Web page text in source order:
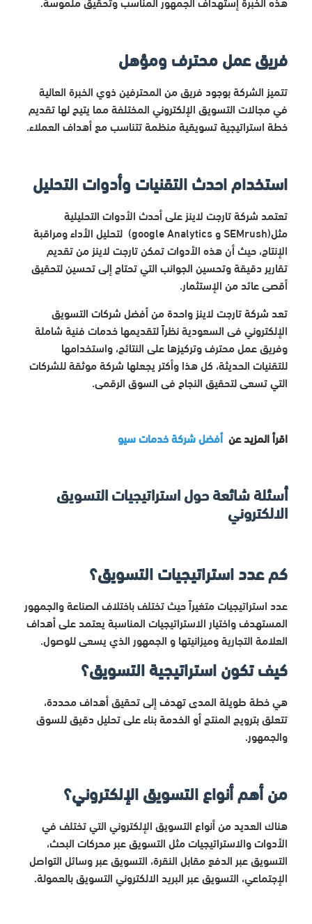
فريق عمل محترف ومؤهل
تتميز الشركة بوجود فريق من المحترفين ذوي الخبرة العالية
في مجالات التسويق الإلكتروني المختلفة مما يتيح لها تقديم
خطة استراتيجية تسويقية منظمة تتناسب مع أهداف العملاء.
استخدام احدث التقنيات وأدوات التحليل
تعتمد شركة تارجت لاينز على أحدث الأدوات التحليلية
مثل(SEMrush و google Analytics) لتحليل الأداء ومراقبة
الإنتاج، حيث أن هذه الأدوات تمكن تارجت لاينز من تقديم
تقارير دقيقة وتحسين الجوانب التي تحتاج إلى تحسين لتحقيق
أقصى عائد من الإستثمار.
تعد شركة تارجت لاينز واحدة من أفضل شركات التسويق
الإلكتروني فى السعودية نظراً لتقديمها خدمات فنية شاملة
وفريق عمل محترف وتركيزها على النتائج، واستخدامها
للتقنيات الحديثة، كل هذا وأكتر يجعلها شركة موثقة للشركات
التي تسعى لتحقيق النجاح فى السوق الرقمى.
اقرأ المزيد عنأفضل شركة خدمات سيو
أسئلة شائعة حول استراتيجيات التسويق
الالكتروني
كم عدد استراتيجيات التسويق؟
عدد استراتيجيات متغيراً حيث تختلف باختلاف الصناعة والجمهور
المستهدف واختيار الاستراتيجيات المناسبة يعتمد على أهداف
العلامة التجارية وميزانيتها و الجمهور الذي يسعى للوصول.
كيف تكون استراتيجية التسويق؟
هي خطة طويلة المدى تهدف إلى تحقيق أهداف محددة،
تتعلق بترويج المنتج أو الخدمة بناء على تحليل دقيق للسوق
والجمهور.
من أهم أنواع التسويق الإلكتروني؟
هناك العديد من أنواع التسويق الإلكتروني التي تختلف في
الأدوات والاستراتيجيات مثل التسويق عبر محركات البحث،
التسويق عبر الدفع مقابل النقرة، التسويق عبر وسائل التواصل
الإجتماعي، التسويق عبر البريد الالكتروني التسويق بالعمولة.